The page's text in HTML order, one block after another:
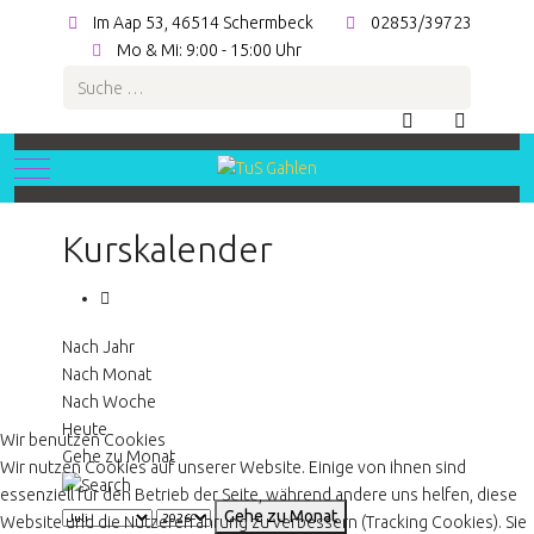
Im Aap 53, 46514 Schermbeck
02853/39723
Mo & Mi: 9:00 - 15:00 Uhr
Suchen
Mobile Menu Toggle
Kurskalender
Nach Jahr
Nach Monat
Nach Woche
Heute
Gehe zu Monat
Gehe zu Monat
Wir benutzen Cookies
Wir nutzen Cookies auf unserer Website. Einige von ihnen sind
essenziell für den Betrieb der Seite, während andere uns helfen, diese
Website und die Nutzererfahrung zu verbessern (Tracking Cookies). Sie